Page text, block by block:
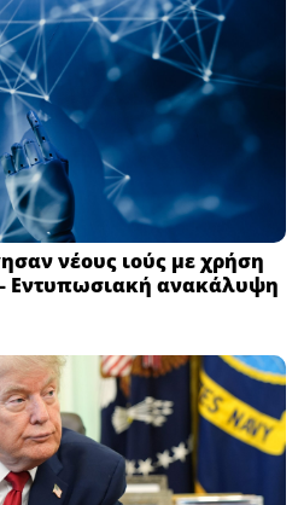
νέους ιούς με χρήση
Εντυπωσιακή ανακάλυψη